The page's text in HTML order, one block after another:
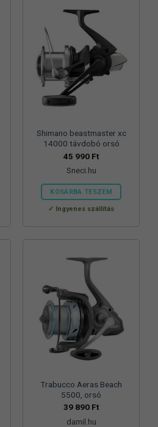
van.
A
változatok
termékoldalon
választhatók
Shimano beastmaster xc
14000 távdobó orsó
45 990 Ft
Sneci.hu
KOSÁRBA TESZEM
Ingyenes szállítás
Trabucco Aeras Beach
5500, orsó
39 890 Ft
damil.hu